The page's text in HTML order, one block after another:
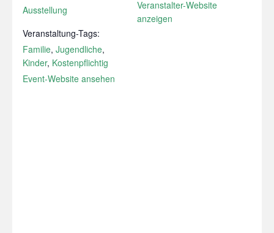
Ausstellung
Veranstaltung-Tags:
Familie, Jugendliche,
Kinder, Kostenpflichtig
Event-Website ansehen
Veranstalter-Website
anzeigen